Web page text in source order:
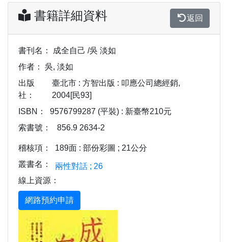
書籍詳細資料 返回
書刊名：
成全自己 /吳 淡如
作者：
吳, 淡如
出版
社：
臺北市 : 方智出版 : 叩應公司總經銷,
2004[民93]
ISBN：
9576799287 (平裝) : 新臺幣210元
索書號：
856.9 2634-2
稽核項：
189面 : 部份彩圖 ; 21公分
叢書名：
兩性對話 ; 26
線上資源：